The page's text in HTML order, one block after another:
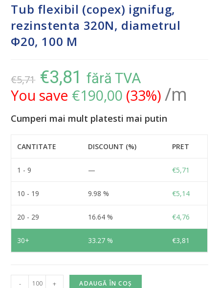
Tub flexibil (copex) ignifug,
rezinstenta 320N, diametrul
Φ20, 100 M
€5,71 €3,81fără TVA
You save €190,00 (33%)/m
Cumperi mai mult platesti mai putin
CANTITATE DISCOUNT (%) PRET
1 - 9 — €5,71
10 - 19 9.98 % €5,14
20 - 29 16.64 % €4,76
30+ 33.27 % €3,81
- + ADAUGĂ ÎN COȘ